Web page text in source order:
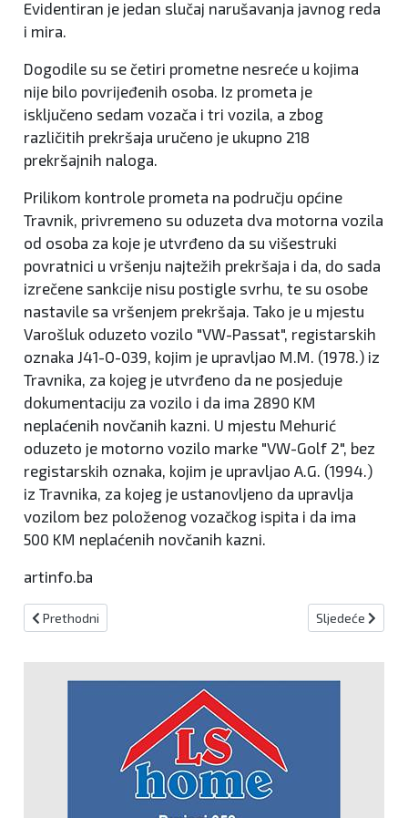
Evidentiran je jedan slučaj narušavanja javnog reda
i mira.
Dogodile su se četiri prometne nesreće u kojima
nije bilo povrijeđenih osoba. Iz prometa je
isključeno sedam vozača i tri vozila, a zbog
različitih prekršaja uručeno je ukupno 218
prekršajnih naloga.
Prilikom kontrole prometa na području općine
Travnik, privremeno su oduzeta dva motorna vozila
od osoba za koje je utvrđeno da su višestruki
povratnici u vršenju najtežih prekršaja i da, do sada
izrečene sankcije nisu postigle svrhu, te su osobe
nastavile sa vršenjem prekršaja. Tako je u mjestu
Varošluk oduzeto vozilo "VW-Passat", registarskih
oznaka J41-O-039, kojim je upravljao M.M. (1978.) iz
Travnika, za kojeg je utvrđeno da ne posjeduje
dokumentaciju za vozilo i da ima 2890 KM
neplaćenih novčanih kazni. U mjestu Mehurić
oduzeto je motorno vozilo marke "VW-Golf 2", bez
registarskih oznaka, kojim je upravljao A.G. (1994.)
iz Travnika, za kojeg je ustanovljeno da upravlja
vozilom bez položenog vozačkog ispita i da ima
500 KM neplaćenih novčanih kazni.
artinfo.ba
Prethodni članak: Kenan Varupa negirao ubojstvo Miroslava
Prethodni Sljedeći članak:
Sljedeće